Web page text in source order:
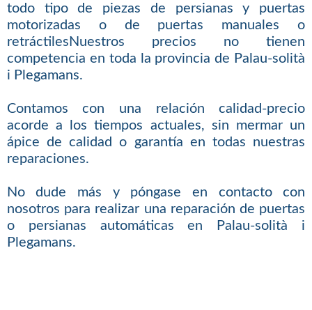
todo tipo de piezas de persianas y puertas
motorizadas o de puertas manuales o
retráctilesNuestros precios no tienen
competencia en toda la provincia de Palau-solità
i Plegamans.
Contamos con una relación calidad-precio
acorde a los tiempos actuales, sin mermar un
ápice de calidad o garantía en todas nuestras
reparaciones.
No dude más y póngase en contacto con
nosotros para realizar una reparación de puertas
o persianas automáticas en Palau-solità i
Plegamans.